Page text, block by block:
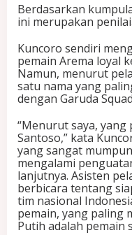
Berdasarkan
ini merupakan
Kuncoro sendiri
pemain Arema loyal
Namun, menurut
satu nama yang
dengan Garuda
“Menurut saya,
Santoso,” kata
yang sangat
mengalami
lanjutnya. Asisten
berbicara tentang
tim nasional
pemain, yang paling
Putih adalah pemain